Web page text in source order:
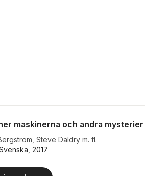
maskinerna och andra mysterier
Steve Daldry m. fl.
2017